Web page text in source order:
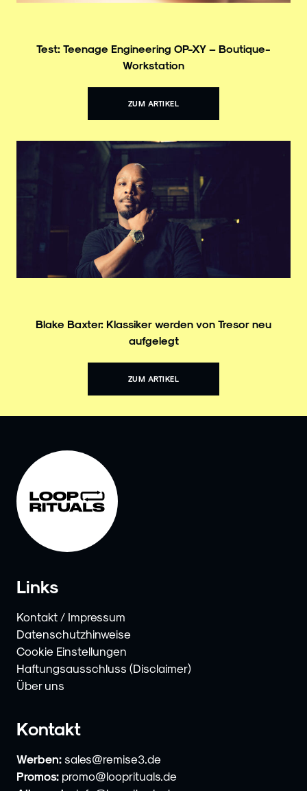
Test: Teenage Engineering OP-XY – Boutique-
Workstation
ZUM ARTIKEL
Blake Baxter: Klassiker werden von Tresor neu
aufgelegt
ZUM ARTIKEL
Links
Kontakt / Impressum
Datenschutzhinweise
Cookie Einstellungen
Haftungsausschluss (Disclaimer)
Über uns
Kontakt
Werben: sales@remise3.de
Promos: promo@looprituals.de